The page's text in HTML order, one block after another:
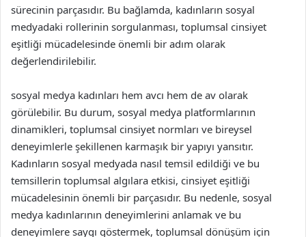
sürecinin parçasıdır. Bu bağlamda, kadınların sosyal
medyadaki rollerinin sorgulanması, toplumsal cinsiyet
eşitliği mücadelesinde önemli bir adım olarak
değerlendirilebilir.
sosyal medya kadınları hem avcı hem de av olarak
görülebilir. Bu durum, sosyal medya platformlarının
dinamikleri, toplumsal cinsiyet normları ve bireysel
deneyimlerle şekillenen karmaşık bir yapıyı yansıtır.
Kadınların sosyal medyada nasıl temsil edildiği ve bu
temsillerin toplumsal algılara etkisi, cinsiyet eşitliği
mücadelesinin önemli bir parçasıdır. Bu nedenle, sosyal
medya kadınlarının deneyimlerini anlamak ve bu
deneyimlere saygı göstermek, toplumsal dönüşüm için